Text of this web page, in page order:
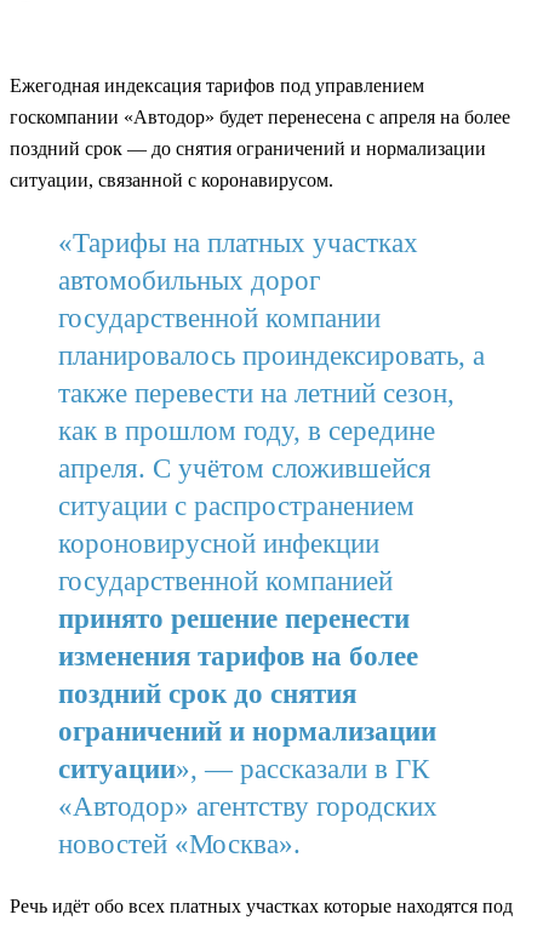
Ежегодная индексация тарифов под управлением
госкомпании «Автодор» будет перенесена с апреля на более
поздний срок — до снятия ограничений и нормализации
ситуации, связанной с коронавирусом.
«Тарифы на платных участках
автомобильных дорог
государственной компании
планировалось проиндексировать, а
также перевести на летний сезон,
как в прошлом году, в середине
апреля. С учётом сложившейся
ситуации с распространением
короновирусной инфекции
государственной компанией
принято решение перенести
изменения тарифов на более
поздний срок до снятия
ограничений и нормализации
ситуации», — рассказали в ГК
«Автодор» агентству городских
новостей «Москва».
Речь идёт обо всех платных участках которые находятся под